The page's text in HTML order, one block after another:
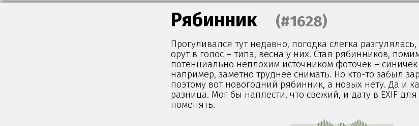
Рябинник (#1628)
Прогуливался тут недавно, погодка слегка
орут в голос – типа, весна у них. Стая рябинников,
потенциально неплохим источником фоточек –
например, заметно труднее снимать. Но кто-то забыл
поэтому вот новогодний рябинник, а новых нету. Да и
разница. Мог бы наплести, что свежий, и дату в EXIF
поменять.